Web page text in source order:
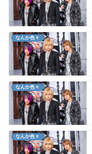
なんか色々
なんか色々
なんか色々